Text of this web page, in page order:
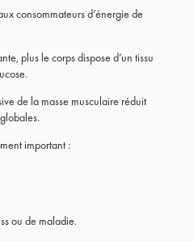
consommateurs d’énergie de
plus le corps dispose d’un tissu
de la masse musculaire réduit
important :
ou de maladie.